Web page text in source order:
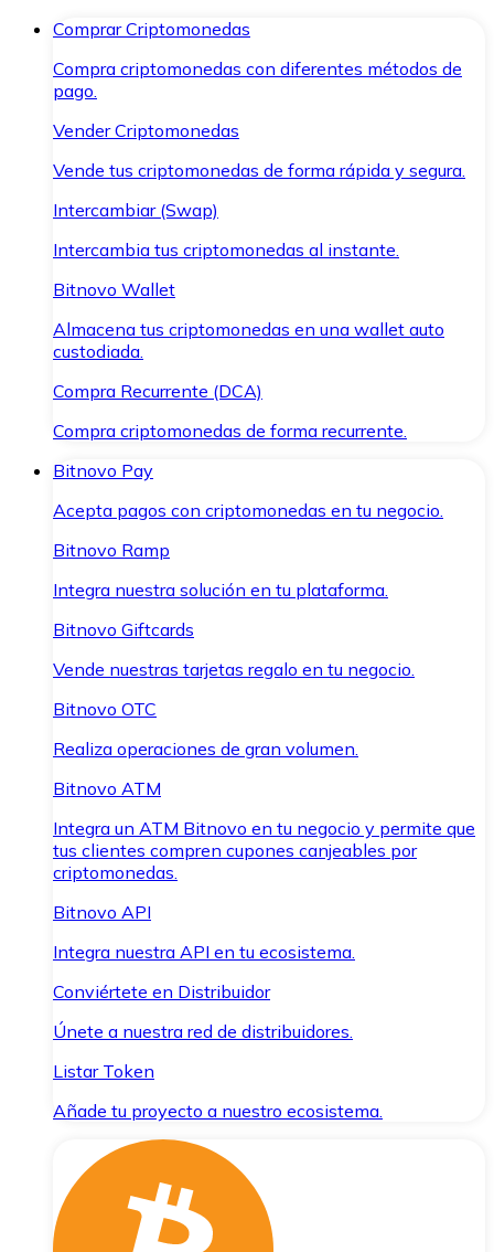
Comprar Criptomonedas
Compra criptomonedas con diferentes métodos de
pago.
Vender Criptomonedas
Vende tus criptomonedas de forma rápida y segura.
Intercambiar (Swap)
Intercambia tus criptomonedas al instante.
Bitnovo Wallet
Almacena tus criptomonedas en una wallet auto
custodiada.
Compra Recurrente (DCA)
Compra criptomonedas de forma recurrente.
Bitnovo Pay
Acepta pagos con criptomonedas en tu negocio.
Bitnovo Ramp
Integra nuestra solución en tu plataforma.
Bitnovo Giftcards
Vende nuestras tarjetas regalo en tu negocio.
Bitnovo OTC
Realiza operaciones de gran volumen.
Bitnovo ATM
Integra un ATM Bitnovo en tu negocio y permite que
tus clientes compren cupones canjeables por
criptomonedas.
Bitnovo API
Integra nuestra API en tu ecosistema.
Conviértete en Distribuidor
Únete a nuestra red de distribuidores.
Listar Token
Añade tu proyecto a nuestro ecosistema.